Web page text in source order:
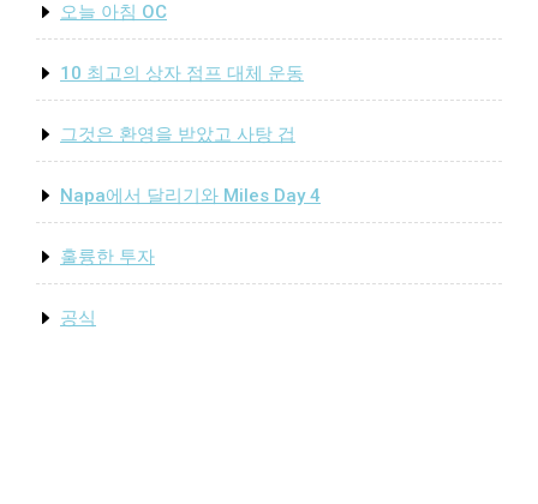
보
목
록
에
오늘 아침 OC
10 최고의 상자 점프 대체 운동
그것은 환영을 받았고 사탕 겁
Napa에서 달리기와 Miles Day 4
훌륭한 투자
공식